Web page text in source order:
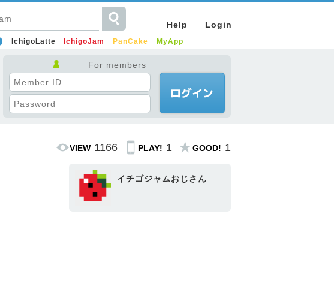
Help Login
IchigoLatte IchigoJam PanCake MyApp
For members
GOOD! 1
PLAY! 1
VIEW 1166
イチゴジャムおじさん